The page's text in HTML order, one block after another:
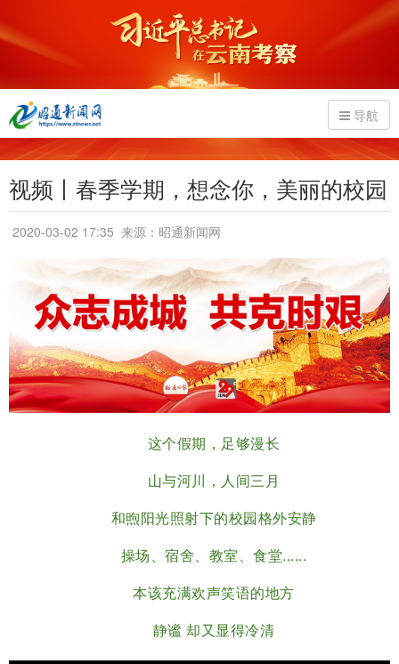
导航
视频丨春季学期，想念你，美丽的校园
2020-03-02 17:35 来源：昭通新闻网
这个假期，足够漫长
山与河川，人间三月
和煦阳光照射下的校园格外安静
操场、宿舍、教室、食堂......
本该充满欢声笑语的地方
静谧 却又显得冷清